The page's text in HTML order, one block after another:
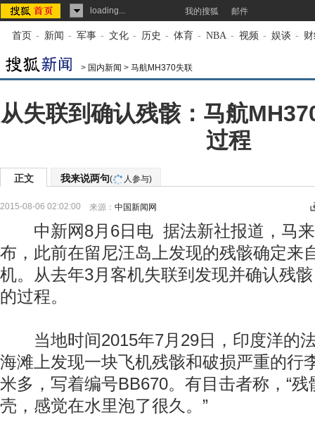
loading... 我的搜狐 邮件
首页 - 新闻 - 军事 - 文化 - 历史 - 体育 - NBA - 视频 - 娱谈 -
> 国内新闻 > 马航MH370失联
从失联到确认残骸：马航
过程
正文 我来说两句( 人参与)
2015-08-06 02:02:00 来源： 中国新闻网
中新网8月6日电 据法新社报道，马来
布，此前在留尼汪岛上发现的残骸确定来
机。从去年3月客机失联到发现并确认残
的过程。
当地时间2015年7月29日，印度洋的
海滩上发现一块飞机残骸和破损严重的行
米多，写着编号BB670。有目击者称，“
壳，感觉在水里泡了很久。”